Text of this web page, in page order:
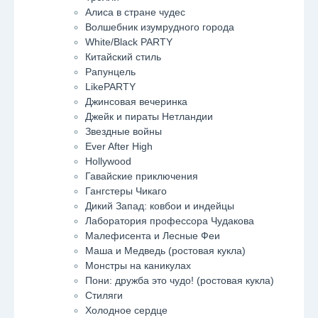
Алиса в стране чудес
Волшебник изумрудного города
White/Black PARTY
Китайский стиль
Рапунцель
LikePARTY
Джинсовая вечеринка
Джейк и пираты Нетландии
Звездные войны
Ever After High
Hollywood
Гавайские приключения
Гангстеры Чикаго
Дикий Запад: ковбои и индейцы
Лаборатория профессора Чудакова
Малефисента и Лесные Феи
Маша и Медведь (ростовая кукла)
Монстры на каникулах
Пони: дружба это чудо! (ростовая кукла)
Стиляги
Холодное сердце